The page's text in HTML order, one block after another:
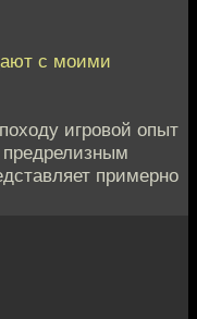
с моими
игровой опыт
примерно